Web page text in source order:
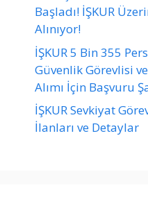
Başladı! İŞKUR
Alınıyor!
İŞKUR 5 Bin 355
Güvenlik Görevlisi
Alımı İçin Başvuru
İŞKUR Sevkiyat
İlanları ve Detaylar